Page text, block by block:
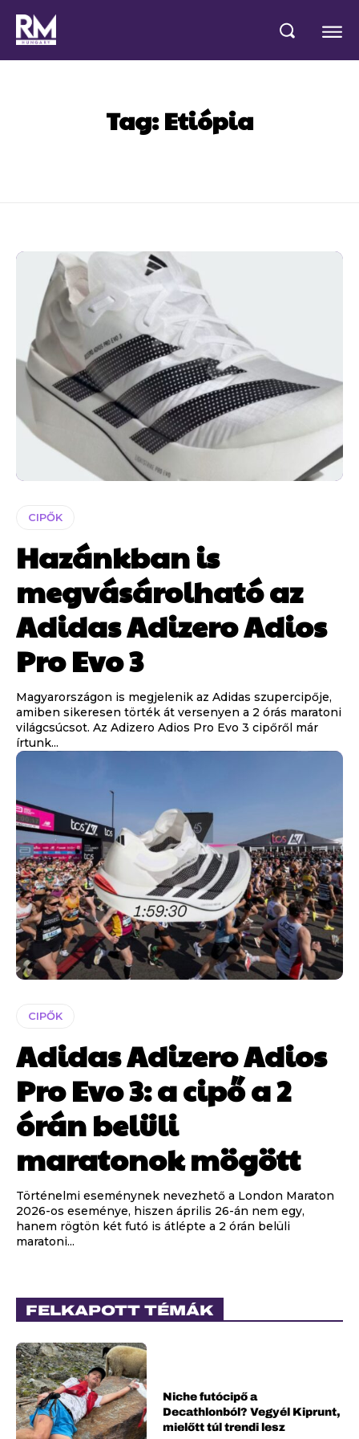
Tag:Etiópia
CIPŐK
Hazánkban is
megvásárolható az
Adidas Adizero Adios
Pro Evo 3
Magyarországon is megjelenik az Adidas szupercipője,
amiben sikeresen törték át versenyen a 2 órás maratoni
világcsúcsot. Az Adizero Adios Pro Evo 3 cipőről már
írtunk...
CIPŐK
Adidas Adizero Adios
Pro Evo 3: a cipő a 2
órán belüli
maratonok mögött
Történelmi eseménynek nevezhető a London Maraton
2026-os eseménye, hiszen április 26-án nem egy,
hanem rögtön két futó is átlépte a 2 órán belüli
maratoni...
FELKAPOTT TÉMÁK
Niche futócipő a
Decathlonból? Vegyél Kiprunt,
mielőtt túl trendi lesz